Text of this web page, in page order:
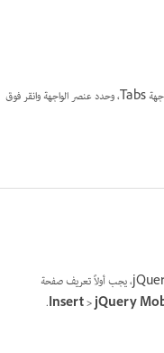
على سبيل المثال، أضف علامة تبويب إضافية في عنصر الواجهة Tabs، وحدد عنصر الواجهة وانقر فوق
قبل أن تتمكن من استخدام أي من أدوات jQuery Mobile، يجب أولاً تعريف صفحة
Insert > jQuery
.